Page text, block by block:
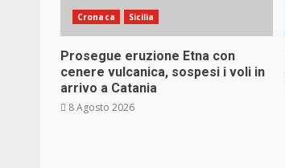
Cronaca Sicilia
Prosegue eruzione Etna con
cenere vulcanica, sospesi i voli in
arrivo a Catania
8 Agosto 2026